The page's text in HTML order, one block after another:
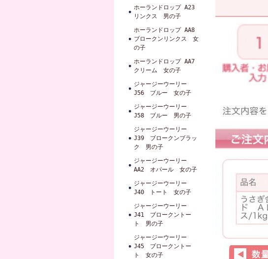
ホーランドロップ A23
リンクス 男の子
ホーランドロップ AA8
ブロークンリンクス 女
の子
ホーランドロップ AA7
クリーム 女の子
ジャージーウーリー
J56 ブルー 女の子
ジャージーウーリー
J58 ブルー 男の子
ジャージーウーリー
J39 ブロークンブラッ
ク 男の子
ジャージーウーリー
AA2 オパール 女の子
ジャージーウーリー
J40 トート 女の子
ジャージーウーリー
J41 ブロークントー
ト 男の子
ジャージーウーリー
J45 ブロークントー
ト 女の子